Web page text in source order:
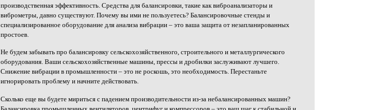
производственная эффективность. Средства для балансировки, такие как виброанализаторы и
виброметры, давно существуют. Почему вы ими не пользуетесь? Балансировочные стенды и
специализированное оборудование для анализа вибрации – это ваша защита от незапланированных
простоев.
Не будем забывать про балансировку сельскохозяйственного, строительного и металлургического
оборудования. Ваши сельскохозяйственные машины, прессы и дробилки заслуживают лучшего.
Снижение вибрации в промышленности – это не роскошь, это необходимость. Перестаньте
игнорировать проблему и начните действовать.
Сколько еще вы будете мириться с падением производительности из-за небалансированных машин?